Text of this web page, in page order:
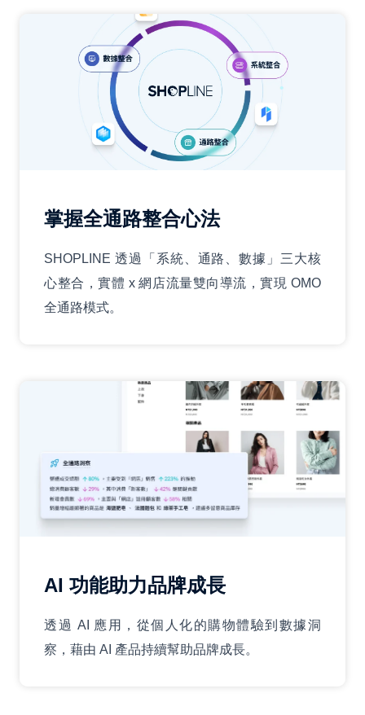
掌握全通路整合心法
SHOPLINE 透過「系統、通路、數據」三大核
心整合，實體 x 網店流量雙向導流，實現 OMO
全通路模式。
AI 功能助力品牌成長
透過 AI 應用，從個人化的購物體驗到數據洞
察，藉由 AI 產品持續幫助品牌成長。